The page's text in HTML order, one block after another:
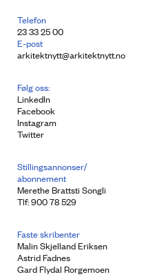
Telefon
23 33 25 00
E-post
arkitektnytt@arkitektnytt.no
Følg oss:
LinkedIn
Facebook
Instagram
Twitter
Stillingsannonser/
abonnement
Merethe Brattsti Songli
Tlf: 900 78 529
Faste skribenter
Malin Skjelland Eriksen
Astrid Fadnes
Gard Flydal Rorgemoen